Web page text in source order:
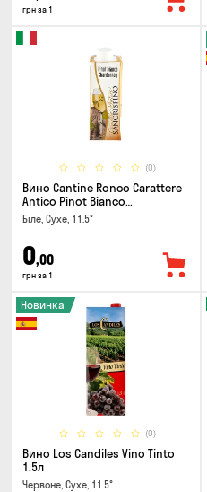
грн за 1
(0)
Вино Cantine Ronco Carattere
Antico Pinot Bianco
Chardonnay Rubicone IGT 0.25л
Біле, Сухе, 11.5°
0,00
грн за 1
(0)
Новинка
Вино Los Candiles Vino Tinto
1.5л
Червоне, Сухе, 11.5°